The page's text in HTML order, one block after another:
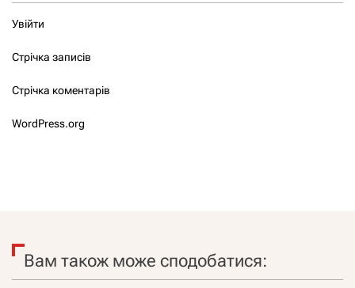
Увійти
Стрічка записів
Стрічка коментарів
WordPress.org
Вам також може сподобатися: